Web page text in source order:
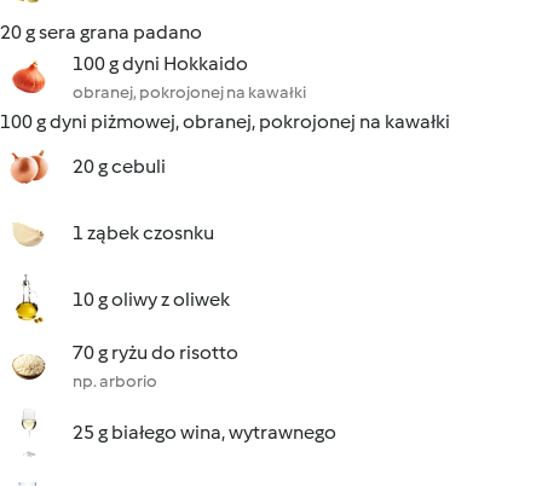
20 g sera grana padano
100 g dyni Hokkaido
obranej, pokrojonej na kawałki
100 g dyni piżmowej, obranej, pokrojonej na kawałki
20 g cebuli
1 ząbek czosnku
10 g oliwy z oliwek
70 g ryżu do risotto
np. arborio
25 g białego wina, wytrawnego